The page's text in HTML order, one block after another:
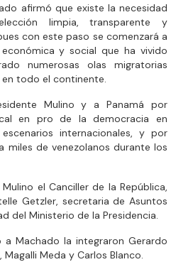
afirmó que existe la necesidad
limpia, transparente y
con este paso se comenzará a
y social que ha vivido
numerosas olas migratorias
todo el continente.
Mulino y a Panamá por
en pro de la democracia en
internacionales, y por
miles de venezolanos durante los
el Canciller de la República,
Getzler, secretaria de Asuntos
del Ministerio de la Presidencia.
Machado la integraron Gerardo
Meda y Carlos Blanco.